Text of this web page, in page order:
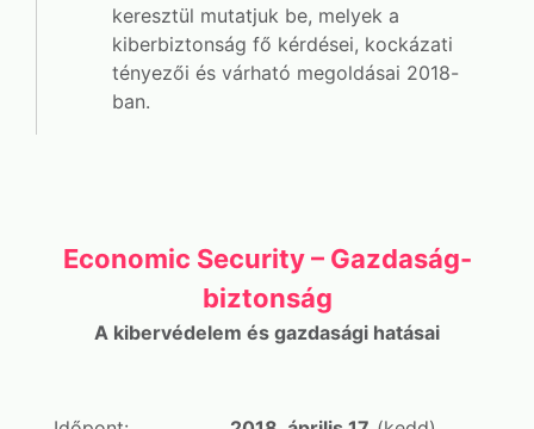
keresztül mutatjuk be, melyek a
kiberbiztonság fő kérdései, kockázati
tényezői és várható megoldásai 2018-
ban.
Economic Security – Gazdaság-
biztonság
A kibervédelem és gazdasági hatásai